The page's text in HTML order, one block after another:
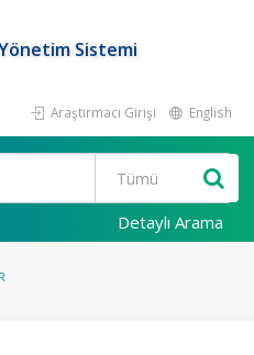
Sistemi
Araştırmacı Girişi English
Detaylı Arama